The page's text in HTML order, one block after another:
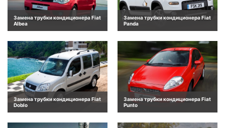
Замена трубки кондиционера Fiat
Albea
Замена трубки кондиционера Fiat
Panda
Замена трубки кондиционера Fiat
Doblo
Замена трубки кондиционера Fiat
Punto